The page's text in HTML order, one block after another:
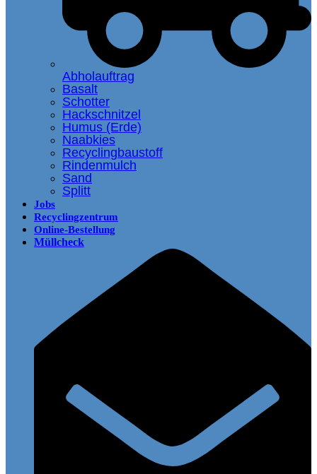
Abholauftrag
Basalt
Schotter
Hackschnitzel
Humus (Erde)
Naabkies
Recyclingbaustoff
Rindenmulch
Sand
Splitt
Jobs
Recyclingzentrum
Online-Bestellung
Müllcheck